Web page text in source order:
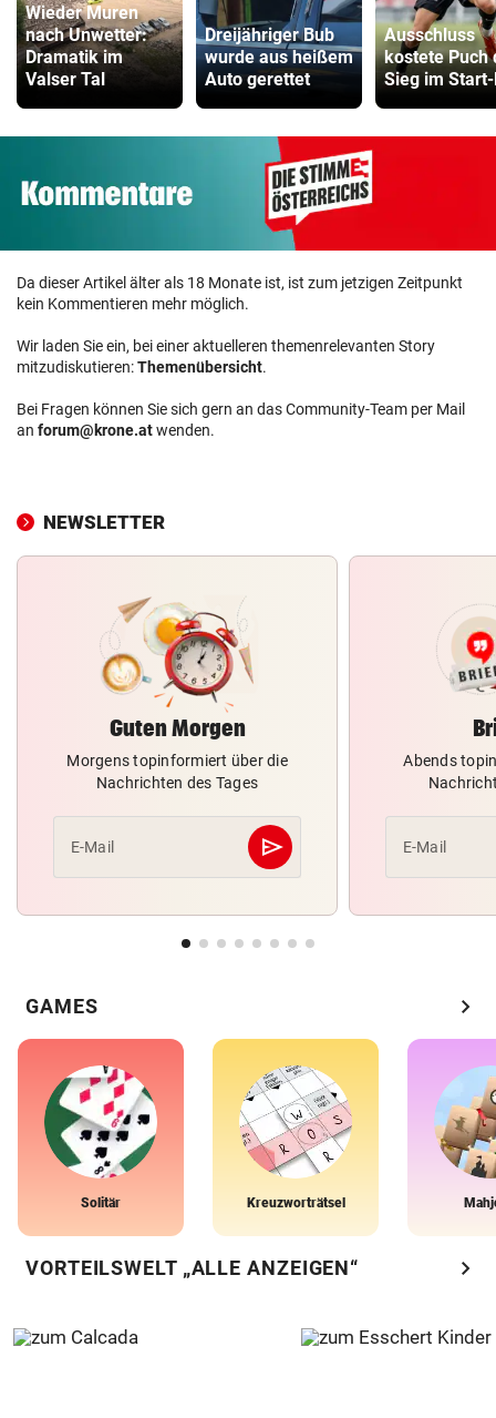
Wieder Muren
nach Unwetter:
Dramatik im
Valser Tal
Dreijähriger Bub
wurde aus heißem
Auto gerettet
Ausschluss
kostete Puch
Sieg im
Da dieser Artikel älter als 18 Monate ist, ist zum jetzigen Zeitpunkt
kein Kommentieren mehr möglich.
Wir laden Sie ein, bei einer aktuelleren themenrelevanten Story
mitzudiskutieren:Themenübersicht.
Bei Fragen können Sie sich gern an das Community-Team per Mail
an forum@krone.atwenden.
NEWSLETTER
Guten Morgen
Morgens topinformiert über die
Nachrichten des Tages
E-Mail send
Abschicken
Abends
E-Mail
GAMES chevron_right
Solitär Kreuzworträtsel
VORTEILSWELT „ALLE ANZEIGEN“ chevron_right